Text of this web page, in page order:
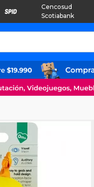
Cencosud
Scotiabank